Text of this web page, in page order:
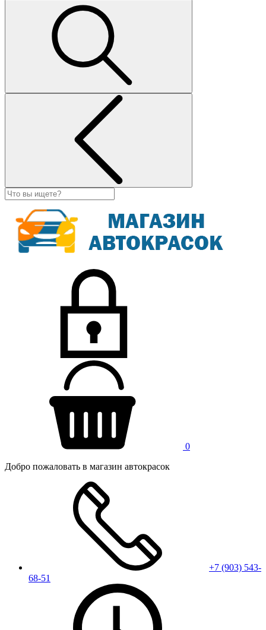
0
Добро пожаловать в магазин автокрасок
+7 (903) 543-
68-51